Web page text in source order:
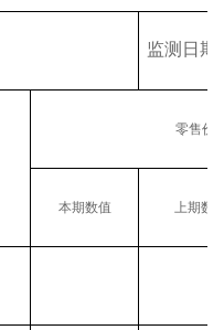
监测日期
零售价
本期数值 上期数